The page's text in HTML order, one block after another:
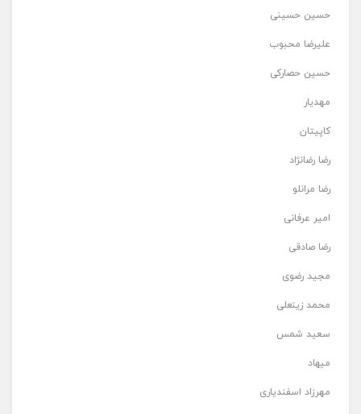
حسین حسینی
علیرضا محبوب
حسین حصارکی
مهدیار
کاپیتان
رضا رضانژاد
رضا مرانلو
امیر عرفانی
رضا صادقی
مجید رضوی
محمد زینعلی
سعید شمس
میهاد
مهرزاد اسفندیاری